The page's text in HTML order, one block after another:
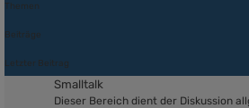
Themen
Beiträge
Letzter Beitrag
Smalltalk
Dieser Bereich dient der Diskussion